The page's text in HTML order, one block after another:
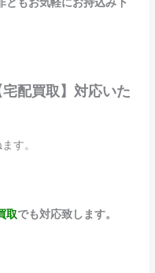
宅配買取】対応いた
す。
取でも対応致します。